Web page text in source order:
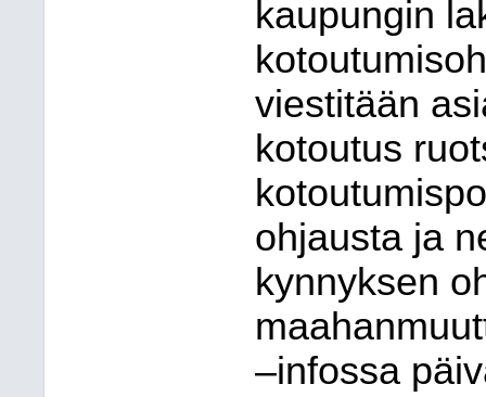
kaupungin
viestitään
kotoutus
ohjausta ja
kynnyksen
–infossa